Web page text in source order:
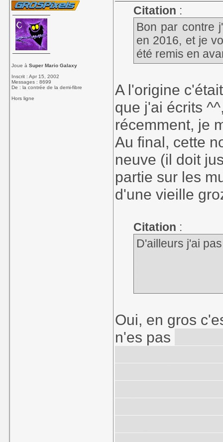
Joue àSuper Mario Galaxy
Inscrit : Apr 15, 2002
Messages : 8699
De : la contrée de la demi-fibre
Hors ligne
Citation :
Bon par contre
en 2016, et je
été remis en
A l'origine
que j'ai écrits
récemment, je
Au final, cette
neuve (il doit
partie sur les
d'une vieille
Citation :
D'ailleurs j'ai
Oui, en gros
n'es pas